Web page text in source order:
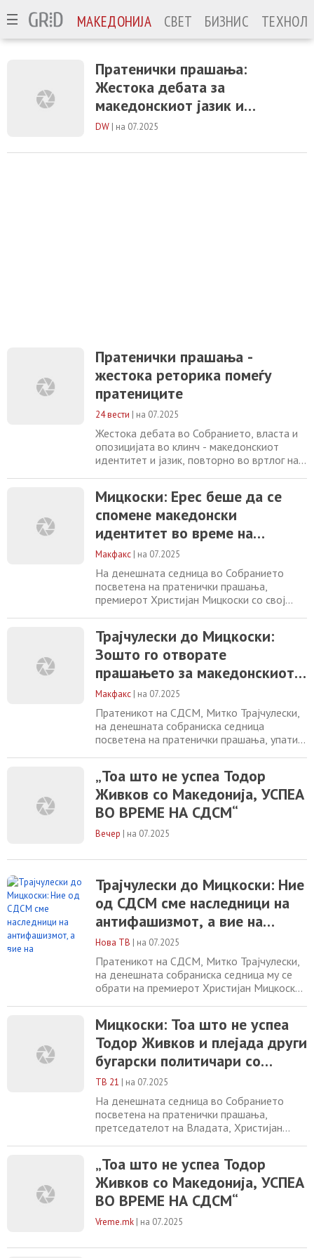
МАКЕДОНИЈА СВЕТ БИЗНИС
Пратенички прашања:
Жестока дебата за
македонскиот јазик и
идентитет
DW | на 07.2025
Пратенички прашања -
жестока реторика помеѓу
пратениците
24 вести | на 07.2025
Жестока дебата во Собранието, власта и
опозицијата во клинч - македонскиот
идентитет и јазик, повторно во вртлог на
преговарачка рамка на земјата со ЕУ -
Мицкоски им одговори, дека прифаќањето
на Францускиот предлог е стратешка
грешка, која оваа власт ќе ја исправи.
Порача
Мицкоски: Eрес беше да се
спомене македонски
идентитет во време на
претходната власт
Макфакс | на 07.2025
На денешната седница во Собранието
посветена на пратенички прашања,
премиерот Христијан Мицкоски со свој
одговорот на пратеничкото прашање
поставено од страна на пратеникот
Трајчулевски од СДСМ, потсети дека
негаторските позиции за македонскиот
идентитет и јазик не се новина во некои
Трајчулески до Мицкоски:
Зошто го отворате
прашањето за македонскиот
јазик, не враќате во времето
на Груевски со истите мотиви
Макфакс | на 07.2025
Пратеникот на СДСМ, Митко Трајчулески,
на денешната собраниска седница
посветена на пратенички прашања, упати
затвореното прашање за македонскиот
јазик и македонскиот идентитет. Дали
Мицковски сака да ја врати Македонија во
времето на режимот на Никола Груевски, и
дали негирањето
„Тоа што не успеа Тодор
Живков со Македонија, УСПЕА
ВО ВРЕМЕ НА СДСМ“
Вечер | на 07.2025
Трајчулески до Мицкоски: Ние
од СДСМ сме наследници на
антифашизмот, а вие на
хибридната идеологија на
Ванчо Михајлов
Нова ТВ | на 07.2025
Пратеникот на СДСМ, Митко Трајчулески,
на денешната собраниска седница му се
обрати на премиерот Христијан Мицкоски
упатени кон опозицијата посочувајќи дека
СДСМ се наследници на антифашизмот а
ВМРО-ДПМНЕ на хибридната идеологија
на Ванчо Мијалов и Тодор Александров.
Кога зборуваме
Мицкоски: Тоа што не успеа
Тодор Живков и плејада други
бугарски политичари со
Македонија, успеа во време
на СДСМ – ерес беше да се
спомене македонски
идентитет во време на
претходната власт
ТВ 21 | на 07.2025
На денешната седница во Собранието
посветена на пратенички прашања,
претседателот на Владата, Христијан
односи, особено во делот на негаторските
позиции кои соседна Бугарија ги искажа
при гласањето на извештајот за државата
во Европскиот парламент. Премиерот
Мицкоски при одговорот на
„Тоа што не успеа Тодор
Живков со Македонија, УСПЕА
ВО ВРЕМЕ НА СДСМ“
Vreme.mk | на 07.2025